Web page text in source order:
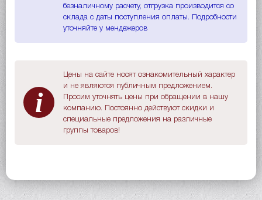
безналичному расчету, отгрузка производится со
склада с даты поступления оплаты. Подробности
уточняйте у мендежеров
i
Цены на сайте носят ознакомительный характер
и не являются публичным предложением.
Просим уточнять цены при обращении в нашу
компанию. Постоянно действуют скидки и
специальные предложения на различные
группы товаров!